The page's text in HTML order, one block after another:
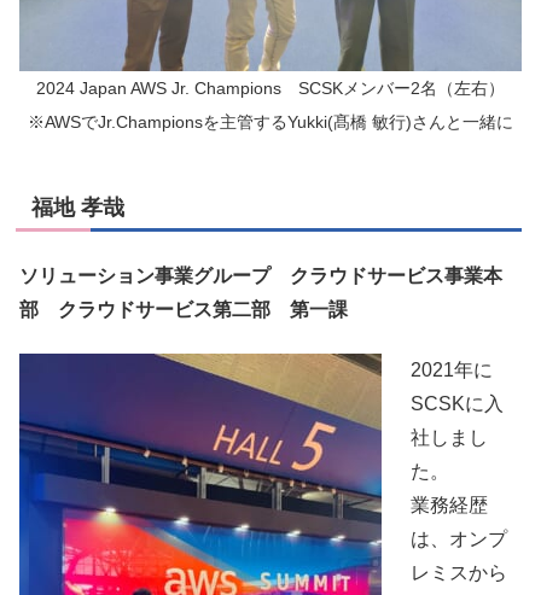
2024 Japan AWS Jr. Champions SCSKメンバー2名（左右）
※AWSでJr.Championsを主管するYukki(髙橋 敏行)さんと一緒に
福地 孝哉
ソリューション事業グループ クラウドサービス事業本
部 クラウドサービス第二部 第一課
2021年に
SCSKに入
社しまし
た。
業務経歴
は、オンプ
レミスから